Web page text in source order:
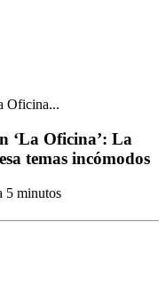
Oficina...
‘La Oficina’: La
temas incómodos
5 minutos